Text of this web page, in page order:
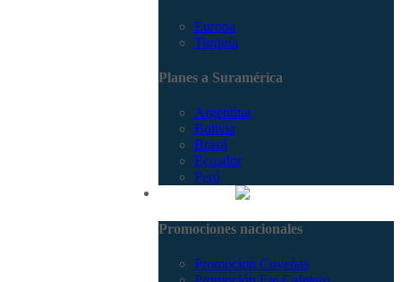
Europa
Turquía
Planes a Suramérica
Argentina
Bolivia
Brasil
Ecuador
Perú
Promociones nacionales
Promocion Coveñas